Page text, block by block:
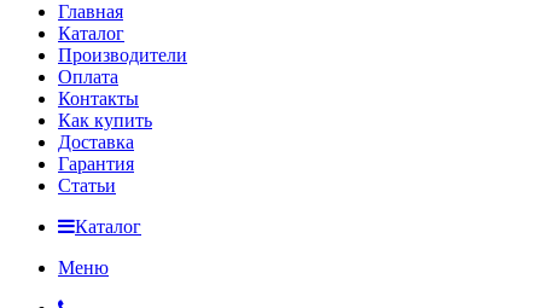
Главная
Каталог
Производители
Оплата
Контакты
Как купить
Доставка
Гарантия
Статьи
Каталог
Меню